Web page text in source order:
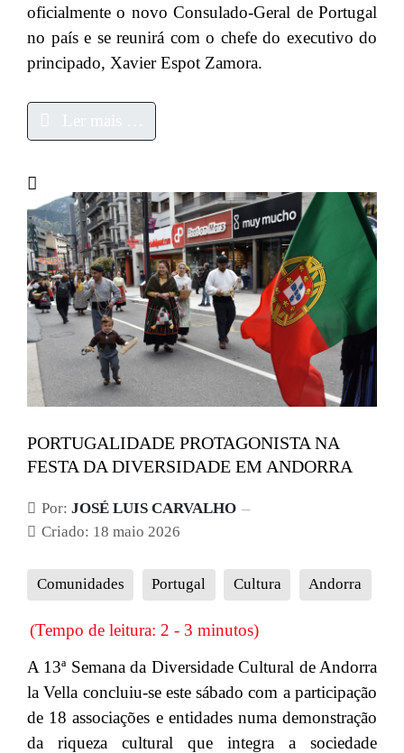
oficialmente o novo Consulado-Geral de Portugal
no país e se reunirá com o chefe do executivo do
principado, Xavier Espot Zamora.
PORTUGALIDADE PROTAGONISTA NA
FESTA DA DIVERSIDADE EM ANDORRA
Por: JOSÉ LUIS CARVALHO
Criado: 18 maio 2026
Comunidades Portugal Cultura Andorra
(Tempo de leitura: 2 - 3 minutos)
A 13ª Semana da Diversidade Cultural de Andorra
la Vella concluiu-se este sábado com a participação
de 18 associações e entidades numa demonstração
da riqueza cultural que integra a sociedade